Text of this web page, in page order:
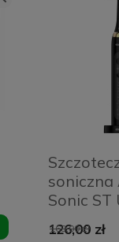
soniczna
Sonic ST
126,00 zł
169,00 zł